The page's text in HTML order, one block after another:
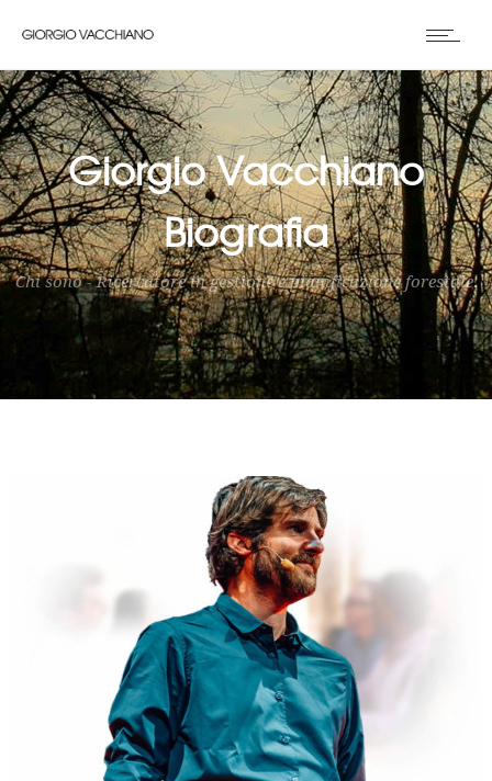
Giorgio Vacchiano
Biografia
Chi sono - Ricercatore in gestione e pianificazione forestale.